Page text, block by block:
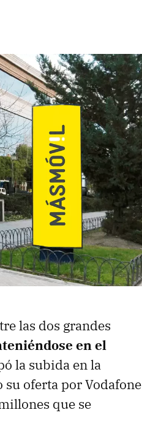
las dos grandes
en el
la subida en la
oferta por Vodafone
que se